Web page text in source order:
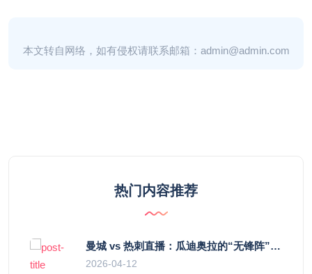
本文转自网络，如有侵权请联系邮箱：admin@admin.com
热门内容推荐
曼城 vs 热刺直播：瓜迪奥拉的“无锋阵”是天才设计还是自废武功？
2026-04-12